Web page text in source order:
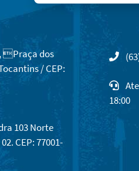
Praça dos
/ CEP:
103 Norte
CEP: 77001-
18:00